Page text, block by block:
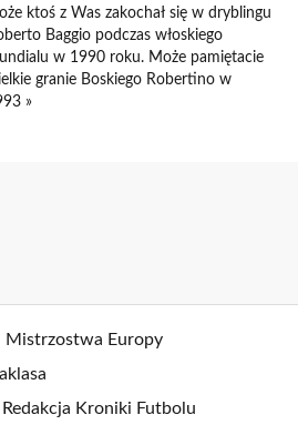
ktoś z Was zakochał się w dryblingu
Baggio podczas włoskiego
w 1990 roku. Może pamiętacie
granie Boskiego Robertino w
»
Mistrzostwa Europy
Redakcja Kroniki Futbolu